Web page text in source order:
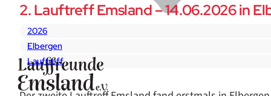
2. Lauftreff Emsland – 14.06.2026 in
2026
Elbergen
Lauftreff